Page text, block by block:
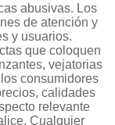
abusivas. Los
de atención y
y usuarios.
que coloquen
vejatorias
consumidores
calidades
relevante
Cualquier